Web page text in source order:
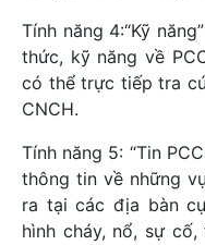
Tính năng 4:“Kỹ
thức, kỹ năng về
có thể trực tiếp tra
CNCH.
Tính năng 5: “Tin
thông tin về những
ra tại các địa bàn
hình cháy, nổ, sự